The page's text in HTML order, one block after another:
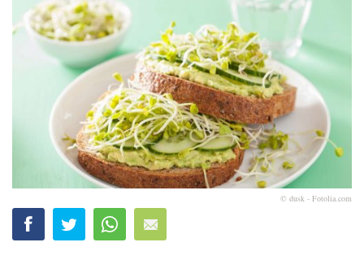
© dusk - Fotolia.com